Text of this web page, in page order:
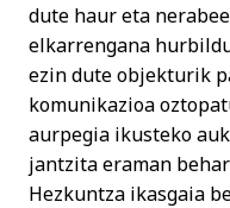
dute haur eta
elkarrengana
ezin dute objekturik
komunikazioa
aurpegia ikusteko
jantzita eraman
Hezkuntza ikasgaia